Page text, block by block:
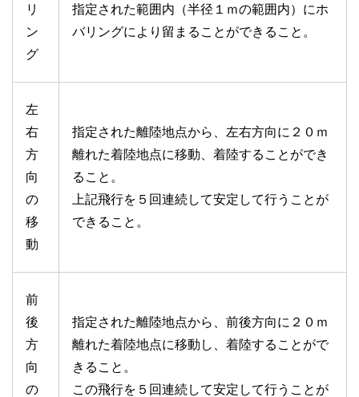
リ
ン
グ
指定された範囲内（半径１ｍの範囲内）にホ
バリングにより留まることができること。
左
右
方
向
の
移
動
指定された離陸地点から、左右方向に２０ｍ
離れた着陸地点に移動、着陸することができ
ること。
上記飛行を５回連続して安定して行うことが
できること。
前
後
方
向
の
指定された離陸地点から、前後方向に２０ｍ
離れた着陸地点に移動し、着陸することがで
きること。
この飛行を５回連続して安定して行うことが